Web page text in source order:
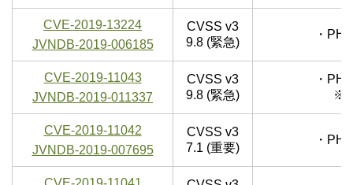
CVE-2019-13224
JVNDB-2019-006185
CVSS v3
9.8 (緊急)
・
CVE-2019-11043
JVNDB-2019-011337
CVSS v3
9.8 (緊急)
・
CVE-2019-11042
JVNDB-2019-007695
CVSS v3
7.1 (重要)
・